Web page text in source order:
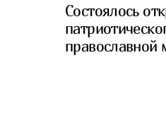
Состоялось